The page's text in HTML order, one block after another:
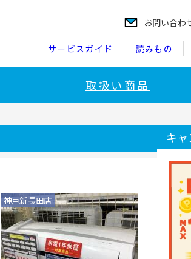
お問い合わ
サービスガイド 読みもの
取扱い商品
神戸新長田店
キ